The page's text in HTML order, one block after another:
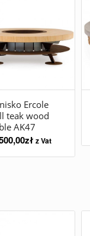
Ercole
teak wood
AK47
zł z Vat